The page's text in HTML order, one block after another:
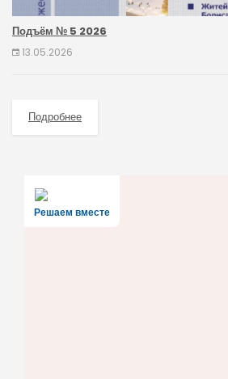
Подъём № 5 2026
13.05.2026
Подробнее
Решаем вместе